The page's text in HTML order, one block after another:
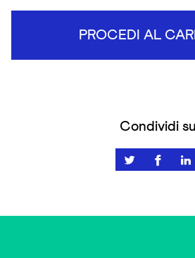
PROCEDI AL
Condividi su